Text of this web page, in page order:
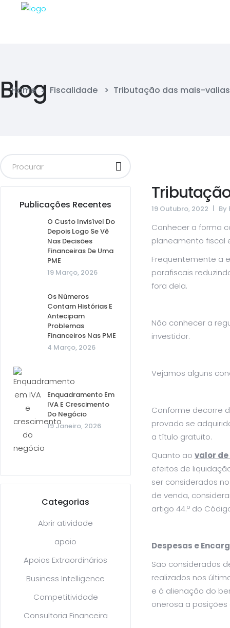
Blog
Home > Fiscalidade > Tributação das mais-valias
Publicações Recentes
O Custo Invisível Do
Depois Logo Se Vê
Nas Decisões
Financeiras De Uma
PME
19 Março, 2026
Os Números
Contam Histórias E
Antecipam
Problemas
Financeiros Nas PME
4 Março, 2026
Enquadramento Em
IVA E Crescimento
Do Negócio
19 Janeiro, 2026
Categorias
Abrir atividade
apoio
Apoios Extraordinários
Business Intelligence
Competitividade
Consultoria Financeira
19 Outubro, 2022 By
Conhecer a forma
planeamento fiscal
Frequentemente a
parafiscais
fora dela.
Não conhecer a
investidor.
Vejamos alguns
Conforme decorre
provado se
a título gratuito.
Quanto ao valor
efeitos de
ser considerados
de venda,
artigo 44.º do
Despesas e
São considerados
realizados nos
e à alienação do
onerosa a